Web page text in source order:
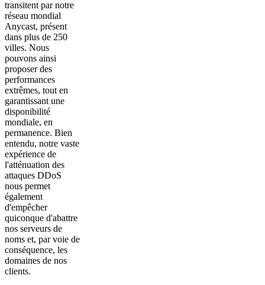
transitent par notre
réseau mondial
Anycast, présent
dans plus de 250
villes. Nous
pouvons ainsi
proposer des
performances
extrêmes, tout en
garantissant une
disponibilité
mondiale, en
permanence. Bien
entendu, notre vaste
expérience de
l'atténuation des
attaques DDoS
nous permet
également
d'empêcher
quiconque d'abattre
nos serveurs de
noms et, par voie de
conséquence, les
domaines de nos
clients.